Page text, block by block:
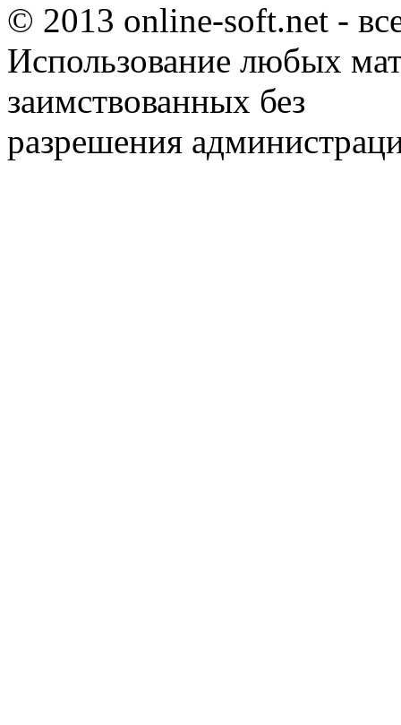
© 2013 online-soft.net -
Использование любых
заимствованных без
разрешения